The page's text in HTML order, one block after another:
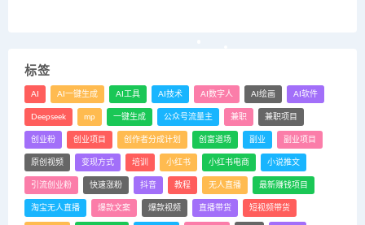
标签
AI AI一键生成 AI工具 AI技术 AI数字人 AI绘画 AI软件
Deepseek mp 一键生成 公众号流量主 兼职 兼职项目
创业粉 创业项目 创作者分成计划 创富道场 副业 副业项目
原创视频 变现方式 培训 小红书 小红书电商 小说推文
引流创业粉 快速涨粉 抖音 教程 无人直播 最新赚钱项目
淘宝无人直播 爆款文案 爆款视频 直播带货 短视频带货